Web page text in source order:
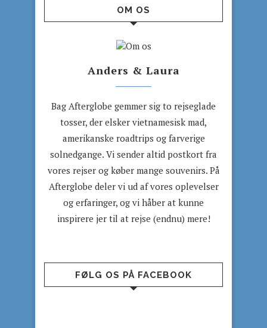
OM OS
Anders & Laura
Bag Afterglobe gemmer sig to rejseglade
tosser, der elsker vietnamesisk mad,
amerikanske roadtrips og farverige
solnedgange. Vi sender altid postkort fra
vores rejser og køber mange souvenirs. På
Afterglobe deler vi ud af vores oplevelser
og erfaringer, og vi håber at kunne
inspirere jer til at rejse (endnu) mere!
FØLG OS PÅ FACEBOOK